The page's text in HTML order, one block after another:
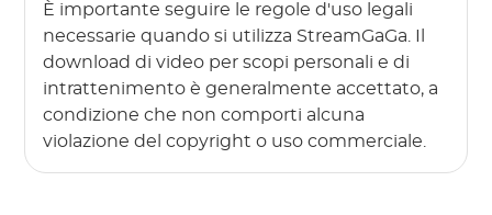
È importante seguire le regole d'uso legali
necessarie quando si utilizza StreamGaGa. Il
download di video per scopi personali e di
intrattenimento è generalmente accettato, a
condizione che non comporti alcuna
violazione del copyright o uso commerciale.